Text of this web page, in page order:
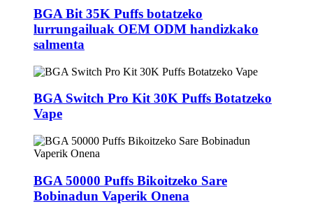
BGA Bit 35K Puffs botatzeko
lurrungailuak OEM ODM handizkako
salmenta
BGA Switch Pro Kit 30K Puffs Botatzeko
Vape
BGA 50000 Puffs Bikoitzeko Sare
Bobinadun Vaperik Onena